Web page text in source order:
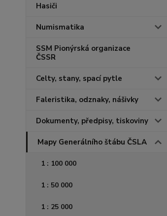
Hasiči
Numismatika
SSM Pionýrská organizace
ČSSR
Celty, stany, spací pytle
Faleristika, odznaky, nášivky
Dokumenty, předpisy, tiskoviny
Mapy Generálního štábu ČSLA
1 : 100 000
1 : 50 000
1 : 25 000